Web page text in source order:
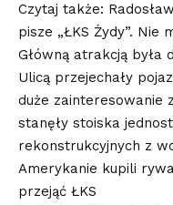
Czytaj także:
pisze „ŁKS Żydy”. Nie
Główną atrakcją była
Ulicą przejechały
duże zainteresowanie
stanęły stoiska
rekonstrukcyjnych z
Amerykanie kupili
przejąć ŁKS